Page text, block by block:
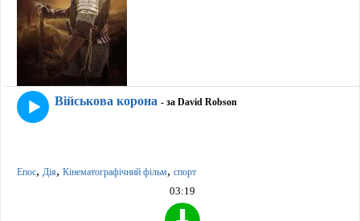
Військова корона - за David Robson
Епос, Дія, Кінематографічний фільм, спорт
03:19